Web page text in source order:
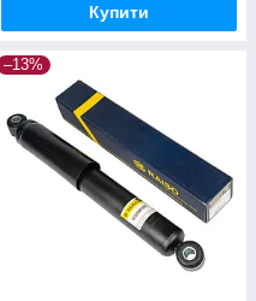
Купити
–13%